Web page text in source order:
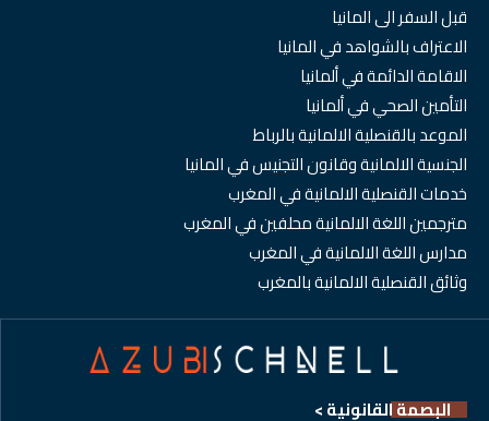
قبل السفر الى المانيا
الاعتراف بالشواهد في المانيا
الاقامة الدائمة في ألمانيا
التأمين الصحي في ألمانيا
الموعد بالقنصلية الالمانية بالرباط
الجنسية الالمانية وقانون التجنيس في المانيا
خدمات القنصلية الالمانية في المغرب
مترجمين اللغة الالمانية محلفين في المغرب
مدارس اللغة الالمانية في المغرب
وثائق القنصلية الالمانية بالمغرب
البصمة القانونية >